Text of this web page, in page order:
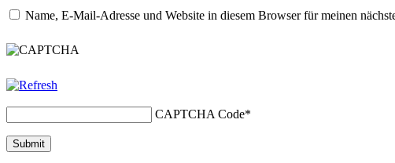
Name, E-Mail-Adresse und Website in diesem Browser für meinen
CAPTCHA Code*